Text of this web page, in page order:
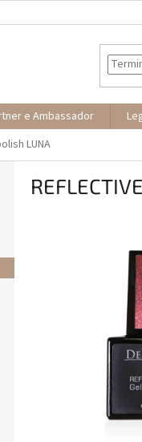
e Ambassador
LUNA